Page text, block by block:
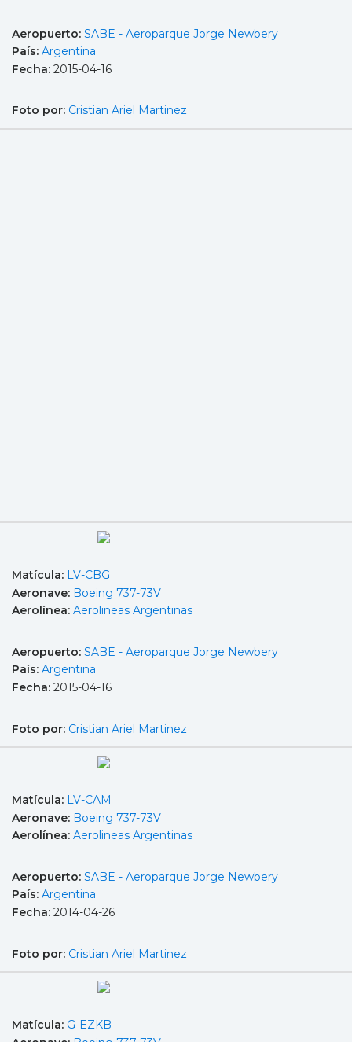
Aeropuerto: SABE - Aeroparque Jorge Newbery
País: Argentina
Fecha: 2015-04-16
Foto por: Cristian Ariel Martinez
Matícula: LV-CBG
Aeronave: Boeing 737-73V
Aerolínea: Aerolineas Argentinas
Aeropuerto: SABE - Aeroparque Jorge Newbery
País: Argentina
Fecha: 2015-04-16
Foto por: Cristian Ariel Martinez
Matícula: LV-CAM
Aeronave: Boeing 737-73V
Aerolínea: Aerolineas Argentinas
Aeropuerto: SABE - Aeroparque Jorge Newbery
País: Argentina
Fecha: 2014-04-26
Foto por: Cristian Ariel Martinez
Matícula: G-EZKB